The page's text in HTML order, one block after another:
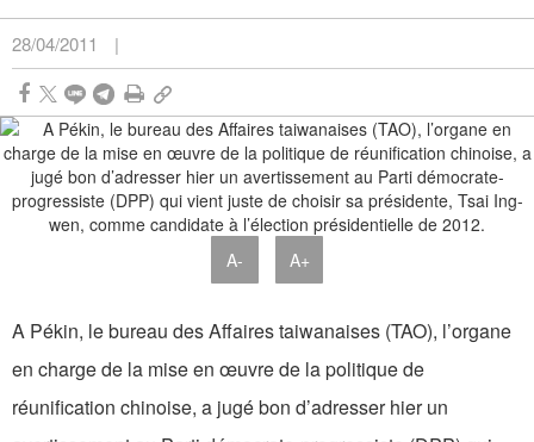
28/04/2011 |
A- A+
A Pékin, le bureau des Affaires taiwanaises (TAO), l’organe
en charge de la mise en œuvre de la politique de
réunification chinoise, a jugé bon d’adresser hier un